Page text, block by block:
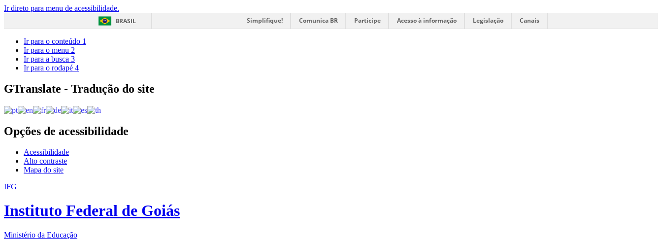
Ir direto para menu de acessibilidade.
BRASIL
Simplifique! Comunica BR Participe Acesso à informação Legislação Canais
Ir para o conteúdo 1
Ir para o menu 2
Ir para a busca 3
Ir para o rodapé 4
GTranslate - Tradução do site
Opções de acessibilidade
Acessibilidade
Alto contraste
Mapa do site
IFG
Instituto Federal de Goiás
Ministério da Educação